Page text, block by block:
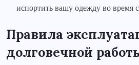
испортить вашу одежду во время
Правила
долговечной